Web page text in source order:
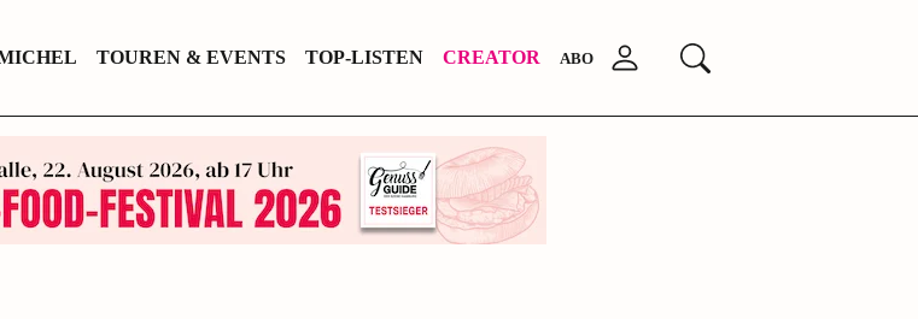
TOUREN & EVENTS TOP-LISTEN CREATOR ABO AnmeldenSuchen